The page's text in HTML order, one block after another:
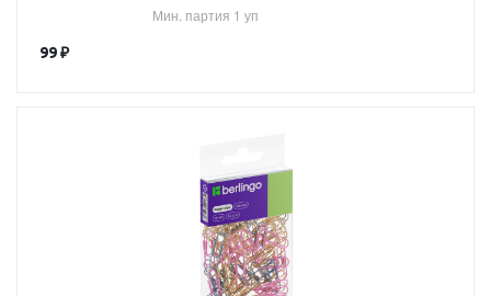
Мин. партия 1 уп
99₽